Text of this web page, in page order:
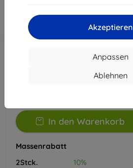
Akzeptieren
Anpassen
Ablehnen
-10%
Rabatt mit Gutschein
EXTRA10
In den Warenkorb
Massenrabatt
2Stck.
10%